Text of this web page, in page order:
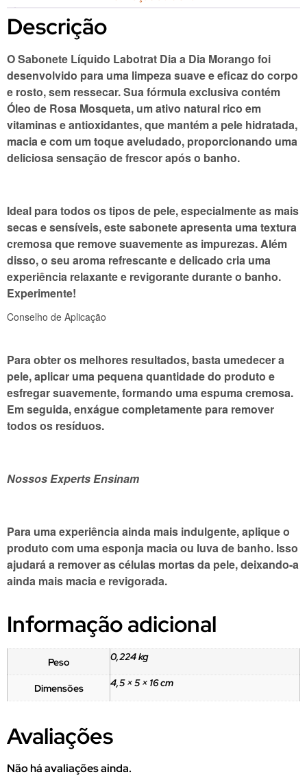
Descrição
OSabonete Líquido Labotrat Dia a Dia Morango foi
desenvolvido para uma limpeza suave e eficaz do corpo
e rosto, sem ressecar. Sua fórmula exclusiva contém
Óleo de Rosa Mosqueta, um ativo natural rico em
vitaminas e antioxidantes, que mantém a pele hidratada,
macia e com um toque aveludado, proporcionando uma
deliciosa sensação de frescor após o banho.
Ideal para todos os tipos de pele, especialmente as mais
secas e sensíveis, este sabonete apresenta uma textura
cremosa que remove suavemente as impurezas. Além
disso, o seu aroma refrescante e delicado cria uma
experiência relaxante e revigorante durante o banho.
Experimente!
Conselho de Aplicação
Para obter os melhores resultados, basta umedecer a
pele, aplicar uma pequena quantidade do produto e
esfregar suavemente, formando uma espuma cremosa.
Em seguida, enxágue completamente para remover
todos os resíduos.
Nossos Experts Ensinam
Para uma experiência ainda mais indulgente, aplique o
produto com uma esponja macia ou luva de banho. Isso
ajudará a remover as células mortas da pele, deixando-a
ainda mais macia e revigorada.
Informação adicional
Peso 0,224 kg
Dimensões 4,5 × 5 × 16 cm
Avaliações
Não há avaliações ainda.